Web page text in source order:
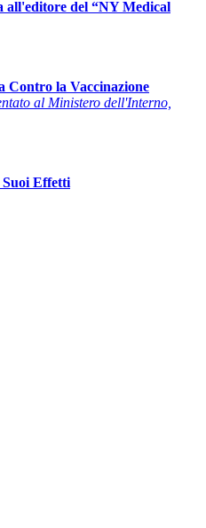
del “NY Medical
Contro la Vaccinazione
al Ministero dell'Interno,
Suoi Effetti